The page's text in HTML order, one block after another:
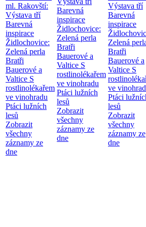
ml. Rakovští:
Výstava tří
Barevná
inspirace
Židlochovice:
Zelená perla
Bratři
Bauerové a
Valtice S
rostlinolékařem
ve vinohradu
Ptáci lužních
lesů
Zobrazit
všechny
záznamy ze
dne
Barevná
inspirace
Židlochovice:
Zelená perla
Bratři
Bauerové a
Valtice S
rostlinolékařem
ve vinohradu
Ptáci lužních
lesů
Zobrazit
všechny
záznamy ze
dne
Výstava tří
Barevná
inspirace
Zelená
Bratři
Bauerové a
Valtice S
ve
Ptáci
lesů
Zobrazit
všechny
záznamy ze
dne